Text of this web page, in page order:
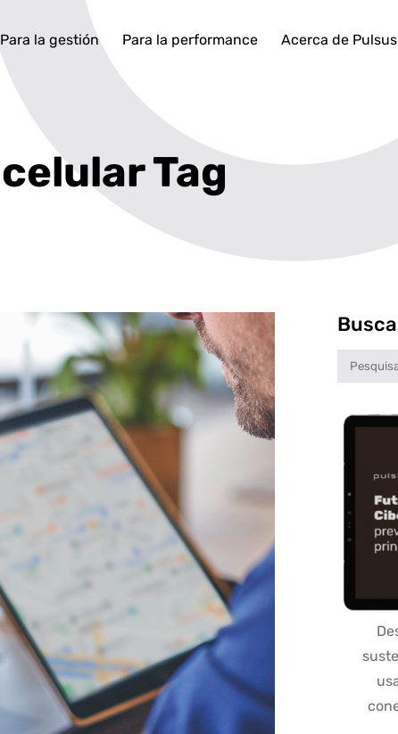
Para la gestión Para la performance Acerca de Pulsus
celular Tag